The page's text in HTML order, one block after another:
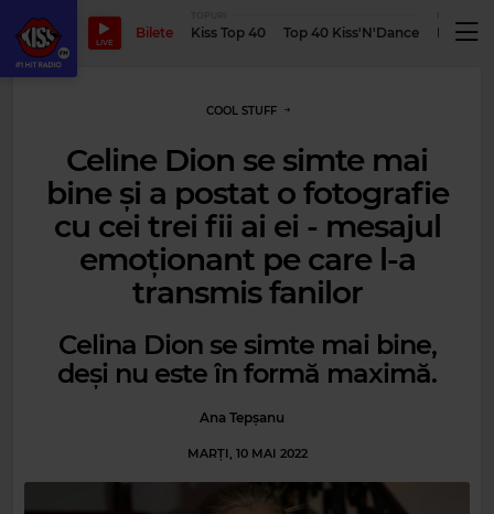
LIVE
Bilete Kiss Top 40 Top 40 Kiss'N'Dance
COOL STUFF
Celine Dion se simte mai
bine și a postat o fotografie
cu cei trei fii ai ei - mesajul
emoționant pe care l-a
transmis fanilor
Celina Dion se simte mai bine,
deși nu este în formă maximă.
Ana Tepșanu
MARȚI, 10 MAI 2022